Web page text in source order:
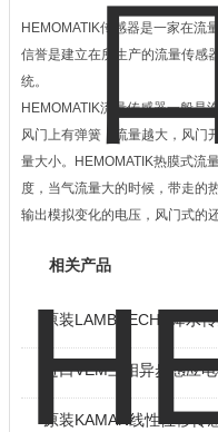
HEMOMATIK传感器是一家在流
信誉是建立在所生产的流量传感
统。
HEMOMATIK流量传感器一般是
风门上有弹簧，流量越大，风门
量大小。HEMOMATIK热膜式流
度，当气流量大的时候，带走的
输出模拟变化的电压，风门式的
相关产品
原装LAMBRECHT降水
进口VEM三相异步感应
原装KAMAN线性位移